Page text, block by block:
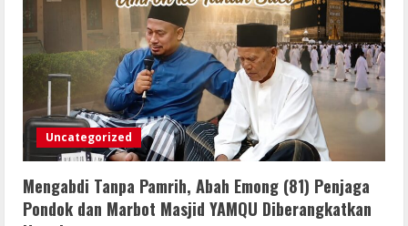
Uncategorized
Mengabdi Tanpa Pamrih, Abah Emong (81) Penjaga
Pondok dan Marbot Masjid YAMQU Diberangkatkan